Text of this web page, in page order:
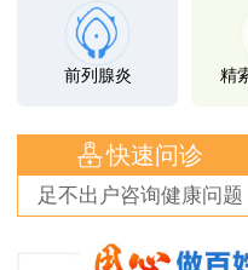
前列腺炎 精
快速问诊
足不出户咨询健康问题